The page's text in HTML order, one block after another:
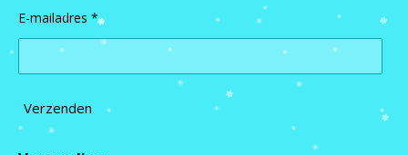
E-mailadres *
Verzenden